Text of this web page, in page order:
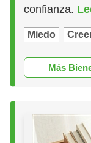
confianza.
Miedo
Más